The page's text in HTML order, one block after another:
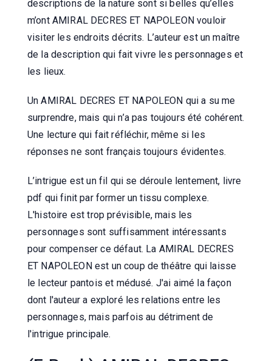
descriptions de la nature sont si belles qu’elles
m’ont AMIRAL DECRES ET NAPOLEON vouloir
visiter les endroits décrits. L’auteur est un maître
de la description qui fait vivre les personnages et
les lieux.
Un AMIRAL DECRES ET NAPOLEON qui a su me
surprendre, mais qui n’a pas toujours été cohérent.
Une lecture qui fait réfléchir, même si les
réponses ne sont français toujours évidentes.
L’intrigue est un fil qui se déroule lentement, livre
pdf qui finit par former un tissu complexe.
L'histoire est trop prévisible, mais les
personnages sont suffisamment intéressants
pour compenser ce défaut. La AMIRAL DECRES
ET NAPOLEON est un coup de théâtre qui laisse
le lecteur pantois et médusé. J'ai aimé la façon
dont l'auteur a exploré les relations entre les
personnages, mais parfois au détriment de
l'intrigue principale.